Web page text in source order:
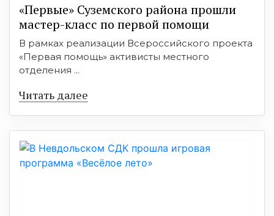
«Первые» Суземского района прошли
мастер-класс по первой помощи
В рамках реализации Всероссийского проекта
«Первая помощь» активисты местного
отделения ...
Читать далее